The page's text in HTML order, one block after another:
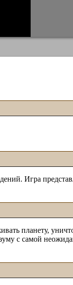
Игра
планету,
с самой